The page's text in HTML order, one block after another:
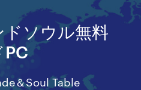
ソウル無料
PC
＆Soul Table